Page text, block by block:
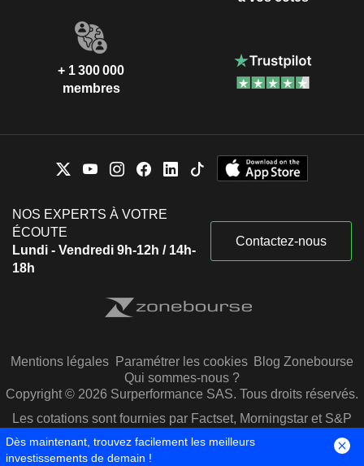
+ 1 300 000
membres
NOS EXPERTS À VOTRE
ÉCOUTE
Lundi - Vendredi 9h-12h / 14h-
18h
Contactez-nous
Mentions légales Paramétrer les cookies Blog Zonebourse
Qui sommes-nous ?
Copyright © 2026 Surperformance SAS. Tous droits réservés.
Les cotations sont fournies par Factset, Morningstar et S&P
Capital IQ
Dès maintenant, trouvez facilement les meilleurs
investissements de demain !